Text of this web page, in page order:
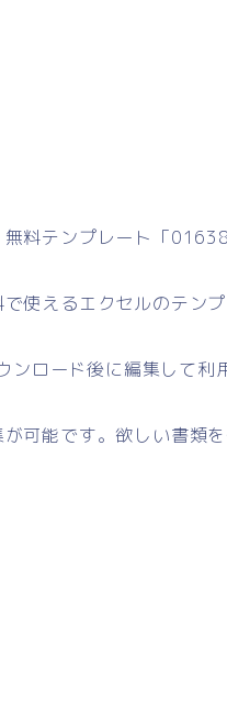
料テンプレート「01638
使えるエクセルのテンプ
ンロード後に編集して利
可能です。欲しい書類